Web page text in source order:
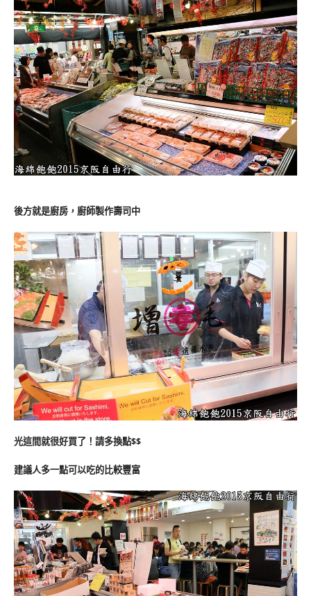
後方就是廚房，廚師製作壽司中
光這間就很好買了！請多換點$$
建議人多一點可以吃的比較豐富